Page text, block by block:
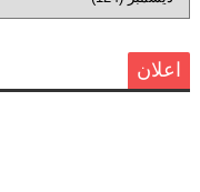
اعلان